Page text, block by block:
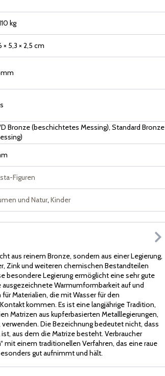
kg
× 5,3 × 2,5 cm
Bronze (beschichtetes Messing), Standard Bronze
Figuren
und Natur, Kinder
aus reinem Bronze, sondern aus einer Legierung,
Zink und weiteren chemischen Bestandteilen
besondere Legierung ermöglicht eine sehr gute
ausgezeichnete Warmumformbarkeit auf und
Materialien, die mit Wasser für den
kommen. Es ist eine langjährige Tradition,
Matrizen aus kupferbasierten Metalllegierungen,
Die Bezeichnung bedeutet nicht, dass
aus dem die Matrize besteht. Verbraucher
mit einem traditionellen Verfahren, das eine raue
gut aufnimmt und hält.